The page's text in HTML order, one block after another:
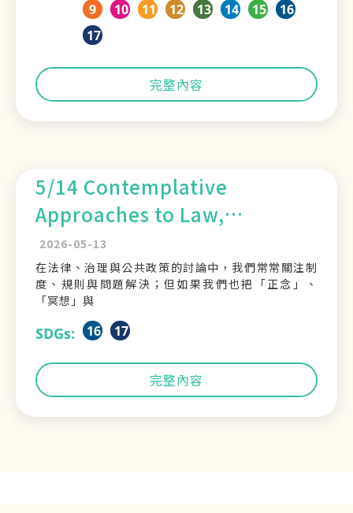
9
10 11 12 13 14 15
16
17
完整內容
5/14 Contemplative
Approaches to Law,
Governance, and Public
Policy in Asia
2026-05-13
在法律、治理與公共政策的討論中，我們常常關注制
度、規則與問題解決；但如果我們也把「正念」、
「冥想」與
SDGs: 16 17
完整內容